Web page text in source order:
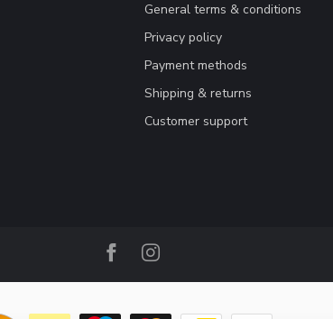
General terms & conditions
Privacy policy
Payment methods
Shipping & returns
Customer support